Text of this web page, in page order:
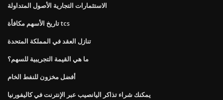
الاستثمارات التجارية الأصول المتداولة
تاريخ الأسهم مكافأة tcs
تنازل العقد في المملكة المتحدة
ما هي القيمة التجريبية للسهم؟
أفضل مخزون للنفط الخام
يمكنك شراء تذاكر اليانصيب عبر الإنترنت في كاليفورنيا